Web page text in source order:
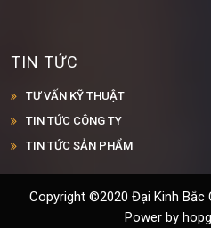
TƯ VẤN KỸ THUẬT
TIN TỨC CÔNG TY
TIN TỨC SẢN PHẨM
Copyright ©2020 Đại Kinh Bắc
Power by